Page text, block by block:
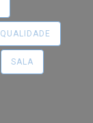
QUALIDADE
SALA